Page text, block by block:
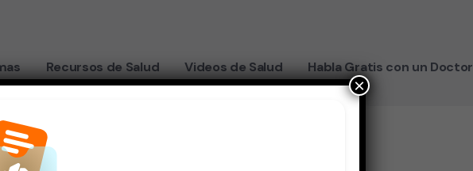
Recursos de Salud Videos de Salud Habla Gratis con un Doctor
múltiple
×